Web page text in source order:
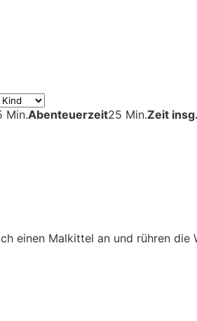
Min.Abenteuerzeit25 Min.Zeit insg.
einen Malkittel an und rühren die